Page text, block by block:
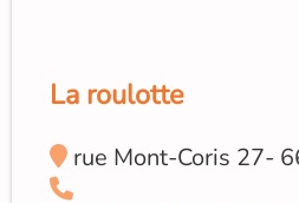
La roulotte
rue Mont-Coris 27-